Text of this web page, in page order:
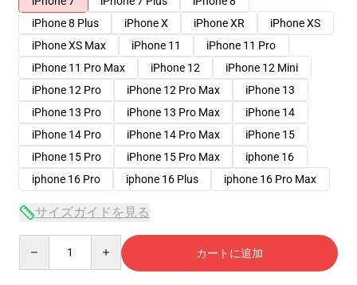
iPhone 8 Plus
iPhone X iPhone XR
iPhone XS
iPhone XS Max
iPhone 11
iPhone 11 Pro
iPhone 11 Pro Max
iPhone 12
iPhone 12 Mini
iPhone 12 Pro
iPhone 12 Pro Max
iPhone 13
iPhone 13 Pro
iPhone 13 Pro Max
iPhone 14
iPhone 14 Pro
iPhone 14 Pro Max
iPhone 15
iPhone 15 Pro
iPhone 15 Pro Max
iphone 16
iphone 16 Pro
iphone 16 Plus iphone 16 Pro Max
サイズガイドを見る
カートに追加